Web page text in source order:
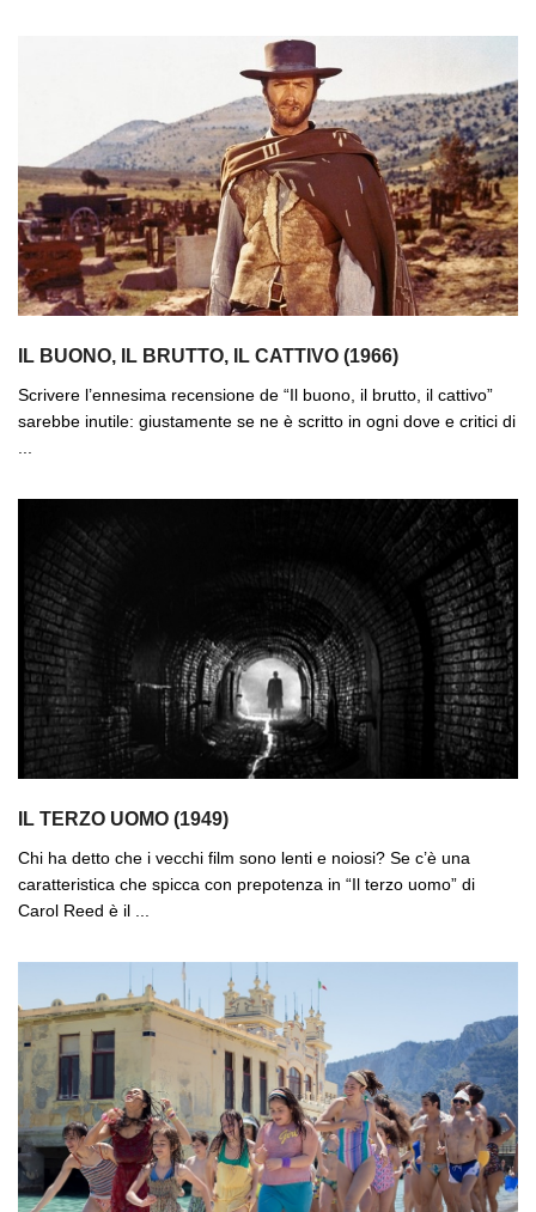
IL BUONO, IL BRUTTO, IL CATTIVO (1966)
Scrivere l’ennesima recensione de “Il buono, il brutto, il cattivo”
sarebbe inutile: giustamente se ne è scritto in ogni dove e critici di
...
IL TERZO UOMO (1949)
Chi ha detto che i vecchi film sono lenti e noiosi? Se c’è una
caratteristica che spicca con prepotenza in “Il terzo uomo” di
Carol Reed è il ...